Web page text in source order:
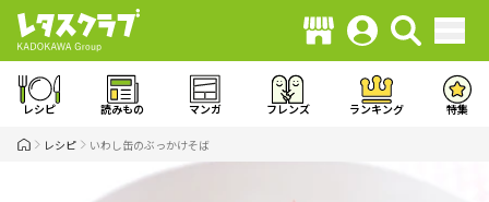
レシピ 読みもの マンガ フレンズ ランキング 特集
レシピ いわし缶のぶっかけそば